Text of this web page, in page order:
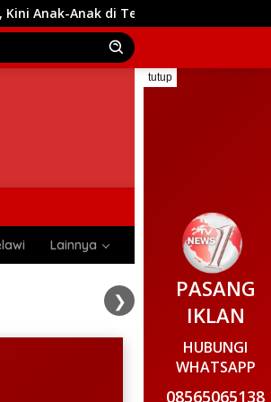
Hulu Bisa Bermain Ceria Berkat
tutup
PASANG
IKLAN
HUBUNGI
WHATSAPP
08565065138
Lainnya
❯